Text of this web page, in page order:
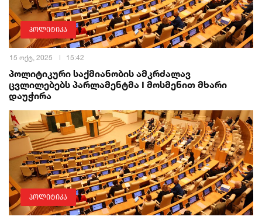
პოლიტიკა
15 ოქტ, 2025 15:42
პოლიტიკური საქმიანობის ამკრძალავ
ცვლილებებს პარლამენტმა I მოსმენით მხარი
დაუჭირა
პოლიტიკა